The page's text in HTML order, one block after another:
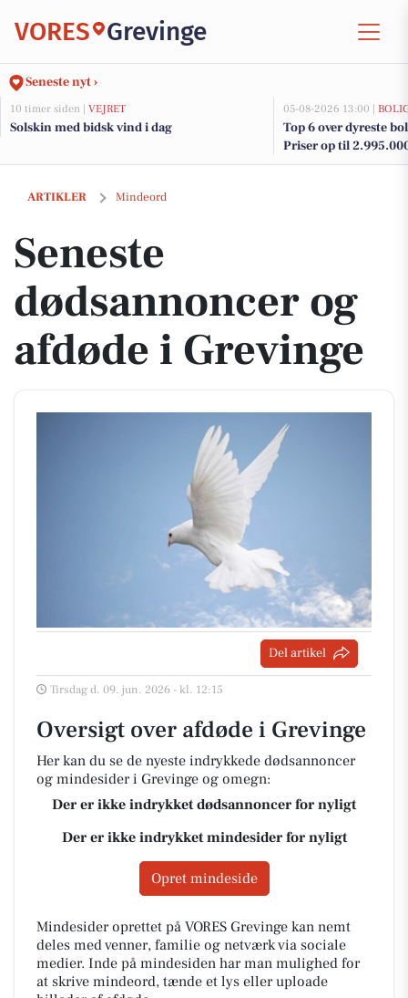
VORES Grevinge
Seneste nyt ›
10 timer siden | VEJRET
Solskin med bidsk vind i dag
05-08-2026 13:00 |
Top 6 over dyreste
Priser op til
ARTIKLER Mindeord
Seneste dødsannoncer og afdøde i Grevinge
Seneste
dødsannoncer og
afdøde i Grevinge
Del artikel
Tirsdag d. 09. jun. 2026 - kl. 12:15
Oversigt over afdøde i Grevinge
Her kan du se de nyeste indrykkede dødsannoncer
og mindesider i Grevinge og omegn:
Der er ikke indrykket dødsannoncer for nyligt
Der er ikke indrykket mindesider for nyligt
Opret mindeside
Mindesider oprettet på VORES Grevinge kan nemt
deles med venner, familie og netværk via sociale
medier. Inde på mindesiden har man mulighed for
at skrive mindeord, tænde et lys eller uploade